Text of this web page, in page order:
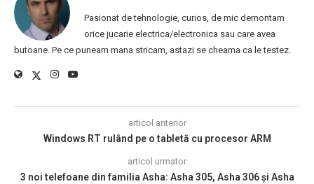
Pasionat de tehnologie, curios, de mic demontam
orice jucarie electrica/electronica sau care avea
butoane. Pe ce puneam mana stricam, astazi se cheama ca le testez.
articol anterior
Windows RT rulând pe o tabletă cu procesor ARM
articol urmator
3 noi telefoane din familia Asha: Asha 305, Asha 306 și Asha